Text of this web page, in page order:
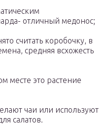
отличный медонос;
считать коробочку, в
средняя всхожесть
месте это растение
чаи или используют
салатов.